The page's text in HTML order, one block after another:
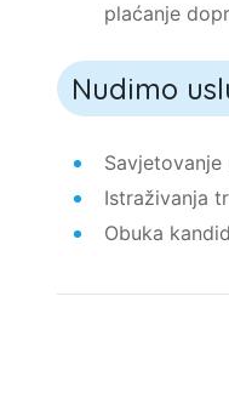
plaćanje
Nudimo
Istraživanja
Obuka